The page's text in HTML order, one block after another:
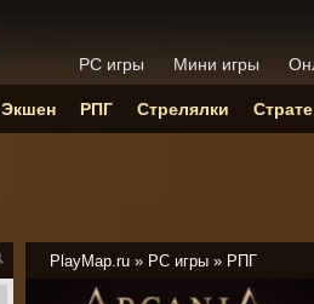
PlayMap.ru » PC игры » РПГ
PC игры Мини игры
Экшен РПГ Стрелялки